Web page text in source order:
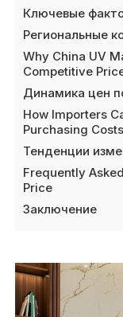
Ключевые
Региональные
Why China UV
Competitive
Динамика цен
How Importers
Purchasing Costs
Тенденции
Frequently
Price
Заключение